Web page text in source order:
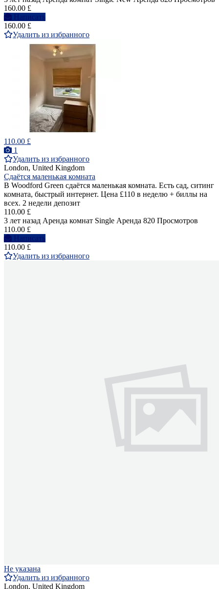
160.00 £
Написать
160.00 £
Удалить из избранного
110.00 £
1
Удалить из избранного
London, United Kingdom
Сдаётся маленькая комната
В Woodford Green сдаётся маленькая комната. Есть сад, ситинг
комната, быстрый интернет. Цена £110 в неделю + биллы на
всех. 2 недели депозит
110.00 £
3 лет назад Аренда комнат Single Аренда 820 Просмотров
110.00 £
Написать
110.00 £
Удалить из избранного
Не указана
Удалить из избранного
London, United Kingdom